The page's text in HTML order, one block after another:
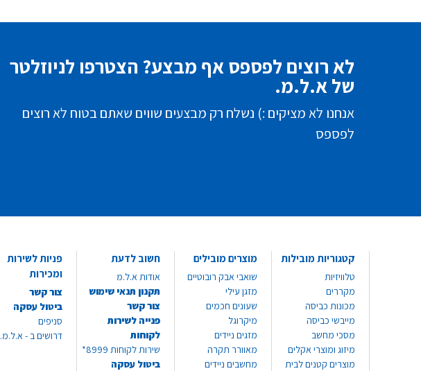
לא רוצים לפספס אף מבצע? הצטרפו לניוזלטר
של א.ל.מ.
אנחנו לא מציקים :) נשלח רק מבצעים שווים שאתם בטוח לא רוצים
לפספס
קטגוריות מובילות
טלוויזיות
מקררים
מכונות כביסה
מייבשי כביסה
מסכי מחשב
מיזוג ומוצרי אקלים
מוצרים קטנים לבית
מוצרים מובילים
שואבי אבק רובוטיים
מזגן עילי
שעונים חכמים
מיקרוגל
מזגים ניידים
מאוורר תקרה
מחשבים ניידים
חשוב לדעת
אודות א.ל.מ
תקנון תנאי שימוש
צור קשר
פנייה לשירות
לקוחות
שירות לקוחות 8999*
ביטול עסקה
פניות לשירות
ומכירות
צור קשר
ביטול עסקה
סניפים
דרושים ב - א.ל.מ.